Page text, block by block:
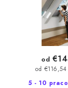
5 - 10
od €116,54
od